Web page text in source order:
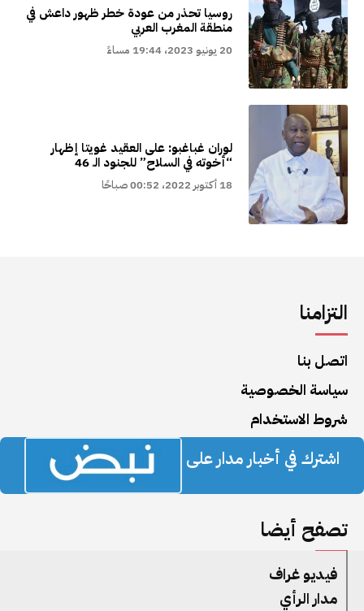
روسيا تحذر من عودة خطر ظهور داعش في
منطقة المغرب العربي
20 يونيو 2023، 19:44 مساءً
لوران غباغبو: على العقيد غويتا إظهار
“أخوته في السلاح” للجنود الـ 46
18 أكتوبر 2022، 00:52 صباحًا
التزامنا
اتصل بنا
سياسة الخصوصية
شروط الاستخدام
اشترك في أخبار مدار على
تصفح أيضا
فيديو غراف
مدار الرأي